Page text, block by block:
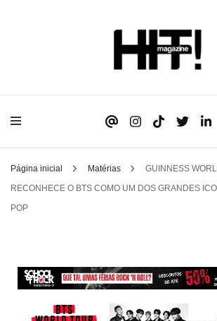
HIT!Magazine
Página inicial Matérias
GUINNESS
RECONHECE O BTS COMO UM DOS GRANDES
POP